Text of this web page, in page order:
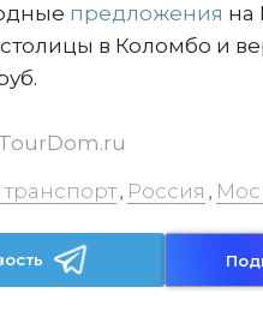
предложения на
в Коломбо и
, Россия ,